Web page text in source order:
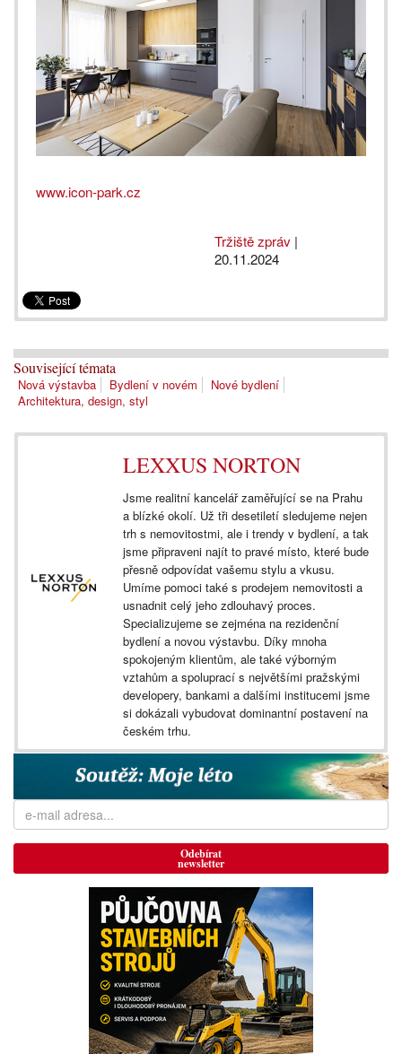
www.icon-park.cz
Tržiště zpráv |
20.11.2024
Související témata
Nová výstavba Bydlení v novém
Nové bydlení
Architektura, design, styl
LEXXUS NORTON
Jsme realitní kancelář zaměřující se na Prahu
a blízké okolí. Už tři desetiletí sledujeme nejen
trh s nemovitostmi, ale i trendy v bydlení, a tak
jsme připraveni najít to pravé místo, které bude
přesně odpovídat vašemu stylu a vkusu.
Umíme pomoci také s prodejem nemovitosti a
usnadnit celý jeho zdlouhavý proces.
Specializujeme se zejména na rezidenční
bydlení a novou výstavbu. Díky mnoha
spokojeným klientům, ale také výborným
vztahům a spoluprací s největšími pražskými
developery, bankami a dalšími institucemi jsme
si dokázali vybudovat dominantní postavení na
českém trhu.
Odebírat
newsletter